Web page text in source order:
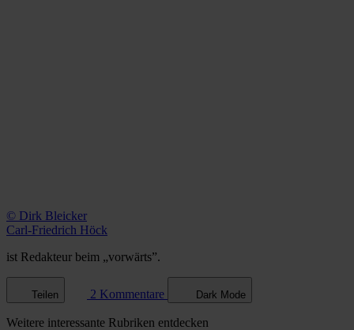
© Dirk Bleicker
Carl-Friedrich Höck
ist Redakteur beim „vorwärts”.
Teilen 2 Kommentare Dark Mode
Weitere interessante Rubriken entdecken